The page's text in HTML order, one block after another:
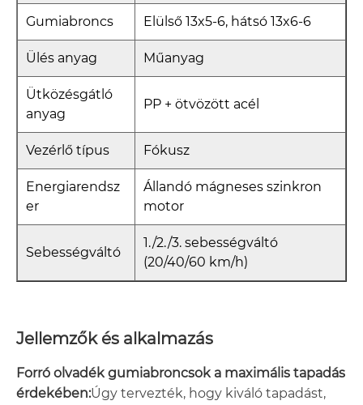
Gumiabroncs Elülső 13x5-6, hátsó 13x6-6
Ülés anyag Műanyag
Ütközésgátló
anyag
PP + ötvözött acél
Vezérlő típus Fókusz
Energiarendsz
er
Állandó mágneses szinkron
motor
Sebességváltó
1./2./3. sebességváltó
(20/40/60 km/h)
Jellemzők és alkalmazás
Forró olvadék gumiabroncsok a maximális tapadás
érdekében:Úgy tervezték, hogy kiváló tapadást,